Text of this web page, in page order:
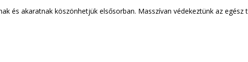
és akaratnak köszönhetjük elsősorban. Masszívan védekeztünk az egész